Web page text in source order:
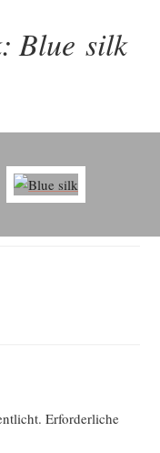
Blue silk
Erforderliche